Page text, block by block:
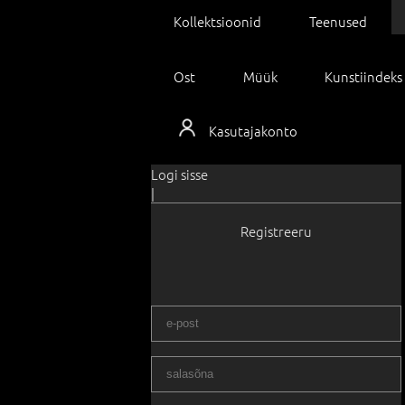
Kollektsioonid Teenused
Ost Müük Kunstiindeks
Kasutajakonto
Logi sisse
|
Registreeru